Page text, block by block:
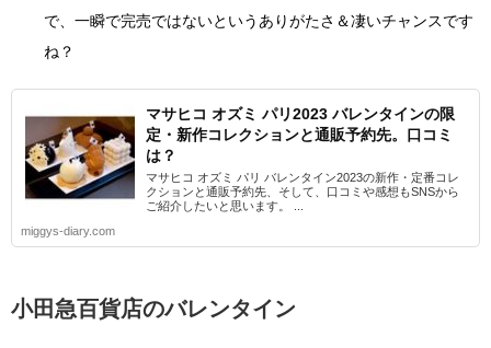
で、一瞬で完売ではないというありがたさ＆凄いチャンスです
ね？
マサヒコ オズミ パリ2023 バレンタインの限
定・新作コレクションと通販予約先。口コミ
は？
マサヒコ オズミ パリ バレンタイン2023の新作・定番コレ
クションと通販予約先、そして、口コミや感想もSNSから
ご紹介したいと思います。 ...
miggys-diary.com
小田急百貨店のバレンタイン